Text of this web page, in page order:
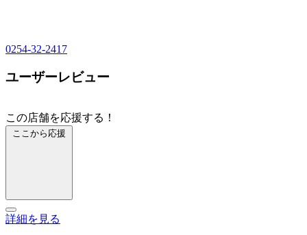
0254-32-2417
ユーザーレビュー
この店舗を応援する！
ここから応援
詳細を見る